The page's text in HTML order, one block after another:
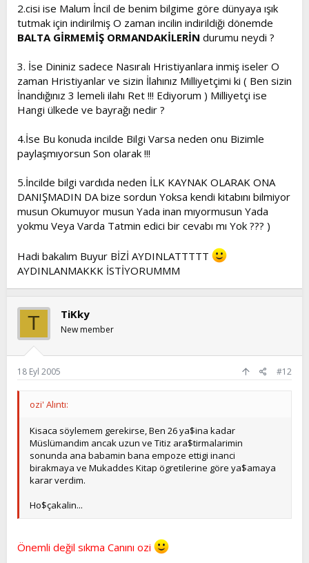
2.cisi ise Malum İncil de benim bilgime göre dünyaya ışık
tutmak için indirilmiş O zaman incilin indirildiği dönemde
BALTA GİRMEMİŞ ORMANDAKİLERİN durumu neydi ?
3. İse Dininiz sadece Nasıralı Hristiyanlara inmiş iseler O
zaman Hristiyanlar ve sizin İlahınız Milliyetçimi ki ( Ben sizin
İnandığınız 3 lemeli ilahı Ret !!! Ediyorum ) Milliyetçi ise
Hangi ülkede ve bayrağı nedir ?
4.İse Bu konuda incilde Bilgi Varsa neden onu Bizimle
paylaşmıyorsun Son olarak !!!
5.İncilde bilgi vardıda neden İLK KAYNAK OLARAK ONA
DANIŞMADIN DA bize sordun Yoksa kendi kitabını bilmiyor
musun Okumuyor musun Yada inan mıyormusun Yada
yokmu Veya Varda Tatmin edici bir cevabı mı Yok ??? )
Hadi bakalım Buyur BİZİ AYDINLATTTTT
AYDINLANMAKKK İSTİYORUMMM
T TiKky
New member
18 Eyl 2005 #12
ozi' Alıntı:
Kisaca söylemem gerekirse, Ben 26 ya$ina kadar
Müslümandim ancak uzun ve Titiz ara$tirmalarimin
sonunda ana babamin bana empoze ettigi inanci
birakmaya ve Mukaddes Kitap ögretilerine göre ya$amaya
karar verdim.
Ho$çakalin...
Önemli değil sıkma Canını ozi